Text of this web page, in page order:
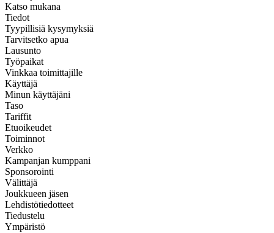
Katso mukana
Tiedot
Tyypillisiä kysymyksiä
Tarvitsetko apua
Lausunto
Työpaikat
Vinkkaa toimittajille
Käyttäjä
Minun käyttäjäni
Taso
Tariffit
Etuoikeudet
Toiminnot
Verkko
Kampanjan kumppani
Sponsorointi
Välittäjä
Joukkueen jäsen
Lehdistötiedotteet
Tiedustelu
Ympäristö